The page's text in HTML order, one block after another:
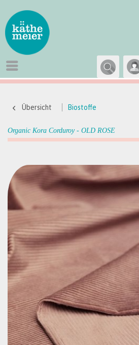
Übersicht Biostoffe
Organic Kora Corduroy - OLD ROSE